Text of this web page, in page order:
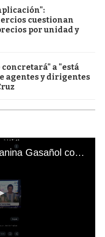
cuestionan
por unidad y
concretará" a "está
agentes y dirigentes
El mal momento de Yanina Gasañol con un hincha argentino en "Subrayado"